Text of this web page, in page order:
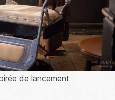
de lancement